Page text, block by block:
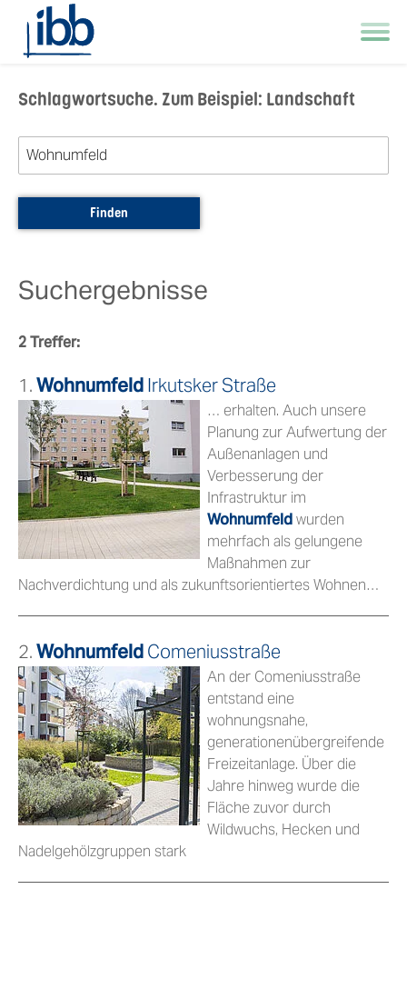
Skip to main navigation
Zum Hauptinhalt springen
Skip to page footer
Schlagwortsuche. Zum Beispiel: Landschaft
Suchergebnisse
2 Treffer:
1.Wohnumfeld Irkutsker Straße
… erhalten. Auch unsere
Planung zur Aufwertung der
Außenanlagen und
Verbesserung der
Infrastruktur im
Wohnumfeldwurden
mehrfach als gelungene
Maßnahmen zur
Nachverdichtung und als zukunftsorientiertes Wohnen…
2.Wohnumfeld Comeniusstraße
An der Comeniusstraße
entstand eine
wohnungsnahe,
generationenübergreifende
Freizeitanlage. Über die
Jahre hinweg wurde die
Fläche zuvor durch
Wildwuchs, Hecken und
Nadelgehölzgruppen stark